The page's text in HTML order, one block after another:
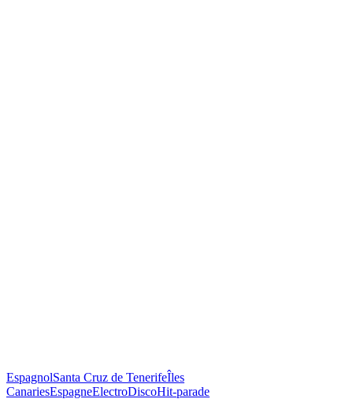
EspagnolSanta Cruz de TenerifeÎles
CanariesEspagneElectroDiscoHit-parade